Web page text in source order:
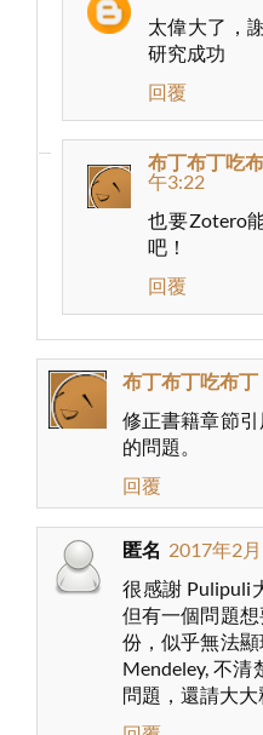
太偉大了，
研究成功
回覆
布丁布丁吃
午3:22
也要Zotero
吧！
回覆
布丁布丁吃布丁
修正書籍章節
的問題。
回覆
匿名 2017年2
很感謝 Pulipuli
但有一個問題
份，似乎無法
Mendeley, 不清
問題，還請大大